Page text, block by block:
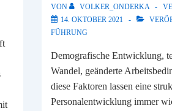
VON VOLKER_ONDERKA
14. OKTOBER 2021
FÜHRUNG
Demografische Entwicklung,
Wandel, geänderte
diese Faktoren lassen eine
Personalentwicklung immer